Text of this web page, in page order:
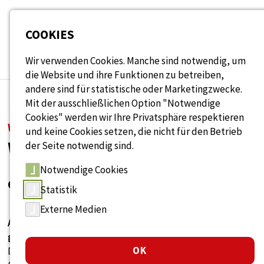
Seitenbereiche:
WISSENSDATENBANK
Wissen rund um Alter
& Arbeit
Antworten, Ideen und Lösungen für
generationengerechtes Arbeiten.
Durchsuchen Sie unsere Sammlung aus Fachartikeln,
COOKIES
Wir verwenden Cookies. Manche sind notwendig, um
die Website und ihre Funktionen zu betreiben,
andere sind für statistische oder Marketingzwecke.
Mit der ausschließlichen Option "Notwendige
Cookies" werden wir Ihre Privatsphäre respektieren
und keine Cookies setzen, die nicht für den Betrieb
der Seite notwendig sind.
Notwendige Cookies
Statistik
Externe Medien
OK